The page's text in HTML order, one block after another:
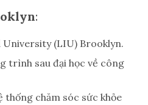
:
University (LIU) Brooklyn.
trình sau đại học về công
thống chăm sóc sức khỏe